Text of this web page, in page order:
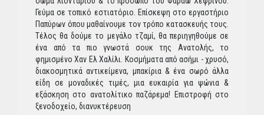
Γεύμα σε τοπικό εστιατόριο. Επίσκεψη στο εργαστήριο
Παπύρων όπου μαθαίνουμε τον τρόπο κατασκευής τους.
Τέλος θα δούμε το μεγάλο τζαμί, θα περιηγηθούμε σε
ένα από τα πιο γνωστά σουκ της Ανατολής, το
φημισμένο Χαν Ελ Χαλίλι. Κοσμήματα από ασήμι - χρυσό,
διακοσμητικά αντικείμενα, μπακίρια & ένα σωρό άλλα
είδη σε μοναδικές τιμές, μια ευκαιρία για ψώνια &
εξάσκηση στο ανατολίτικο παζάρεμα! Επιστροφή στο
ξενοδοχείο, διανυκτέρευση